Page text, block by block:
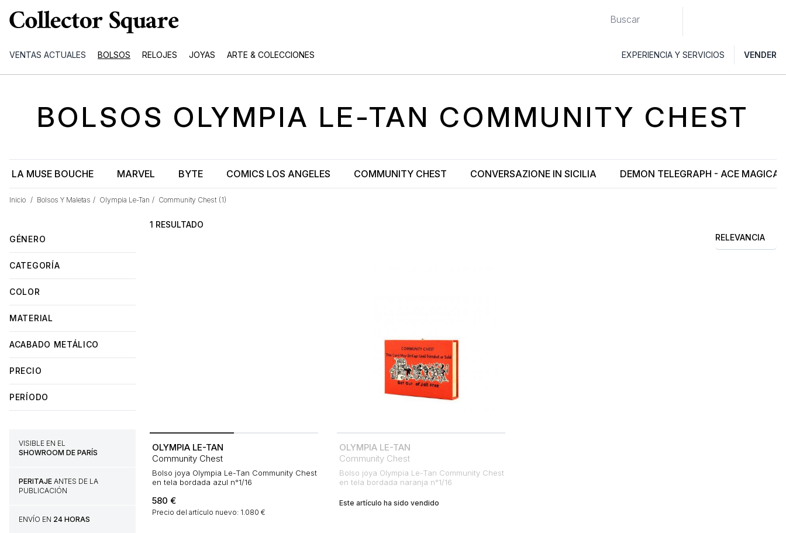
VENTAS ACTUALES BOLSOS RELOJES JOYAS ARTE & COLECCIONES EXPERIENCIA Y SERVICIOS VENDER
Inicio / Bolsos Y Maletas / Olympia Le-Tan / Community Chest (1)
BOLSOS OLYMPIA LE-TAN COMMUNITY CHEST
LA MUSE BOUCHE MARVEL BYTE COMICS LOS ANGELES COMMUNITY CHEST CONVERSAZIONE IN SICILIA DEMON TELEGRAPH - ACE
RELEVANCIA
1 RESULTADO
GÉNERO
CATEGORÍA
COLOR
MATERIAL
ACABADO METÁLICO
PRECIO
PERÍODO
VISIBLE EN EL
SHOWROOM DE PARÍS
PERITAJE ANTES DE LA
PUBLICACIÓN
ENVÍO EN 24 HORAS
OLYMPIA LE-TAN
Community Chest
Bolso joya Olympia Le-Tan Community Chest
en tela bordada azul n°1/16
580 €
Precio del artículo nuevo: 1.080 €
OLYMPIA LE-TAN
Community Chest
Bolso joya Olympia Le-Tan Community Chest
en tela bordada naranja n°1/16
Este artículo ha sido vendido